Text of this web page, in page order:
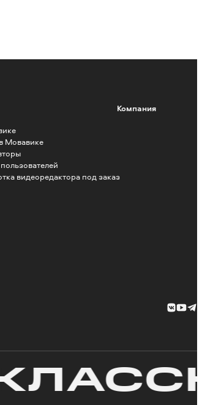
Компания
Мовавике
видеоредактора под заказ